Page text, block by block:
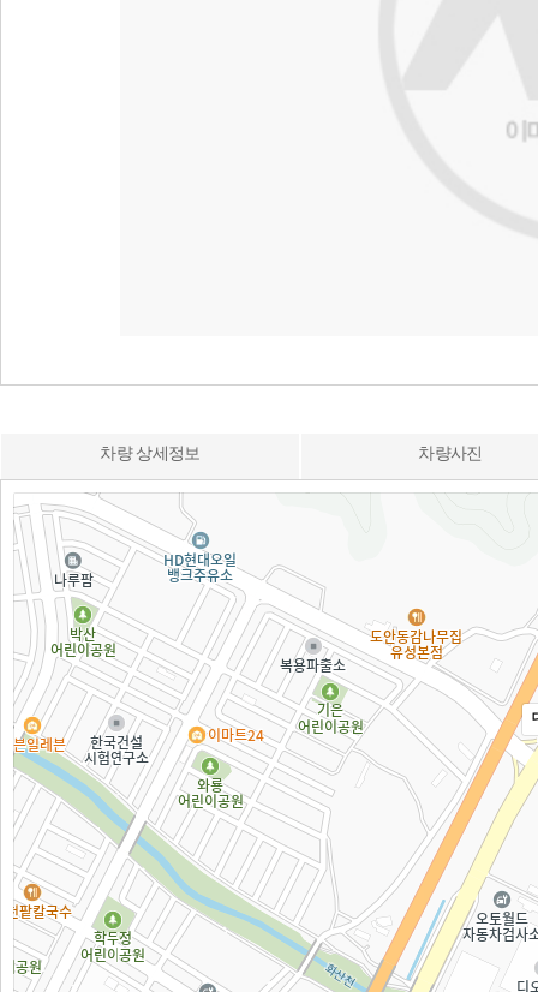
차량 상세정보 차량사진